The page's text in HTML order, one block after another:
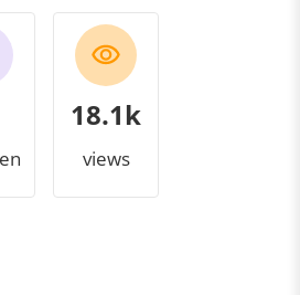
19.4k
views